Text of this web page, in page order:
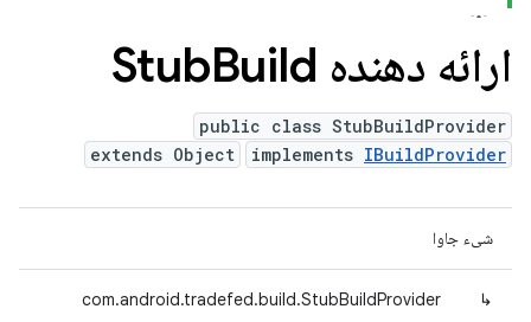
ارائه دهنده Stub Build
public class StubBuildProvider
extends Object
implements IBuildProvider
شیء جاوا
↳
com.android.tradefed.build.StubBuildProvider